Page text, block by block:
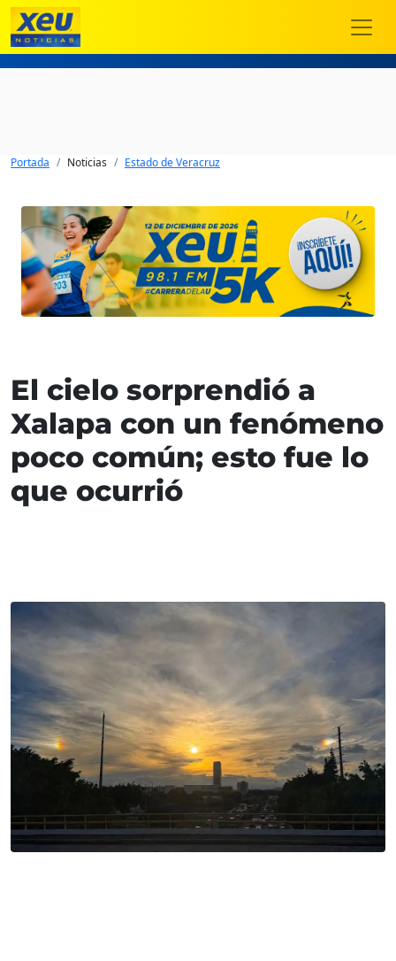
Portada Noticias Estado de Veracruz
El cielo sorprendió a
Xalapa con un fenómeno
poco común; esto fue lo
que ocurrió